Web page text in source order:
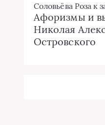
Соловьёва Роза к
Афоризмы и
Николая
Островского